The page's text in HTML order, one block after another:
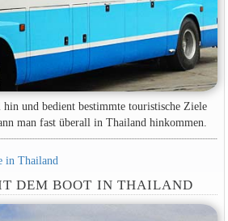
und bedient bestimmte touristische Ziele
man fast überall in Thailand hinkommen.
in Thailand
DEM BOOT IN THAILAND